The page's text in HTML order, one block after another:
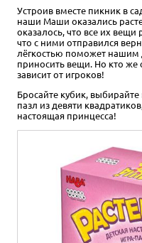
Устроив вместе пикник в
наши Маши оказались
оказалось, что все их
что с ними отправился
лёгкостью поможет нашим
приносить вещи. Но кто же
зависит от игроков!
Бросайте кубик,
пазл из девяти
настоящая принцесса!